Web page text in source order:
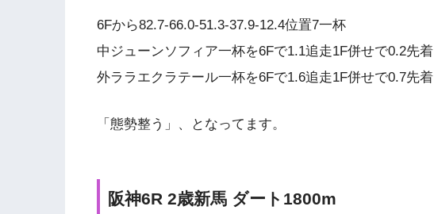
6Fから82.7-66.0-51.3-37.9-12.4位置7一杯
中ジューンソフィア一杯を6Fで1.1追走1F併せで0.2先着
外ララエクラテール一杯を6Fで1.6追走1F併せで0.7先着
「態勢整う」、となってます。
阪神6R 2歳新馬 ダート1800m